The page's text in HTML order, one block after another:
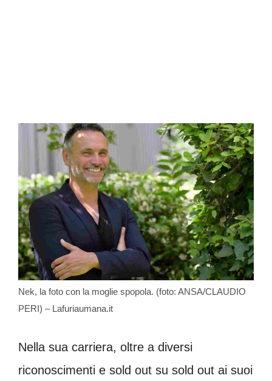
Nek, la foto con la moglie spopola. (foto: ANSA/CLAUDIO
PERI) – Lafuriaumana.it
Nella sua carriera, oltre a diversi
riconoscimenti e sold out su sold out ai suoi